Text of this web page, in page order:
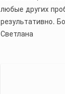
любые других
результативно.
Светлана